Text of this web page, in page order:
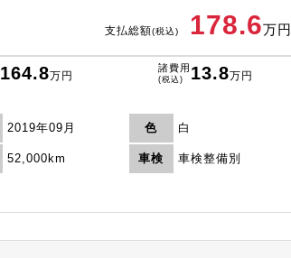
支払総額(税込) 178.6万円
164.8万円
諸費用
(税込) 13.8万円
2019年09月 色 白
52,000km 車検 車検整備別